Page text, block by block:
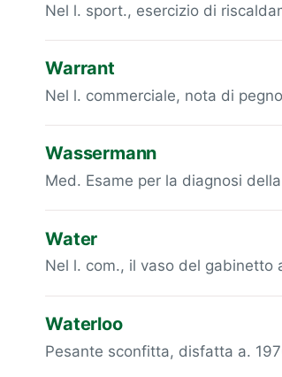
Nel l. sport., esercizio di
Warrant
Nel l. commerciale, nota di pegno
Wassermann
Med. Esame per la diagnosi
Water
Nel l. com., il vaso del gabinetto
Waterloo
Pesante sconfitta, disfatta a.